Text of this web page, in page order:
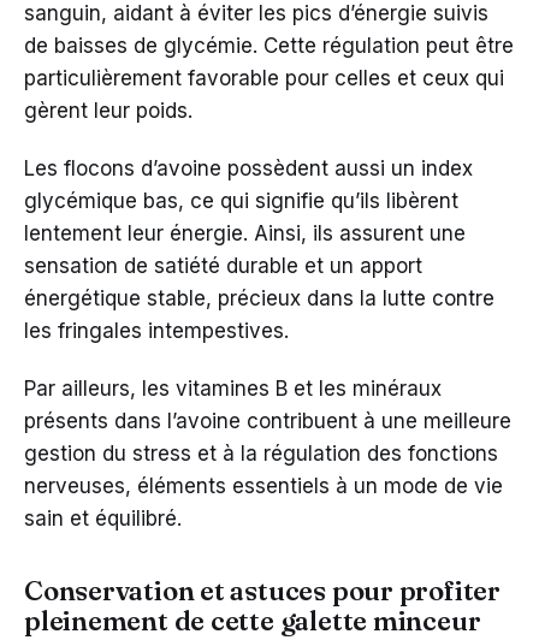
sanguin, aidant à éviter les pics d’énergie suivis
de baisses de glycémie. Cette régulation peut être
particulièrement favorable pour celles et ceux qui
gèrent leur poids.
Les flocons d’avoine possèdent aussi un index
glycémique bas, ce qui signifie qu’ils libèrent
lentement leur énergie. Ainsi, ils assurent une
sensation de satiété durable et un apport
énergétique stable, précieux dans la lutte contre
les fringales intempestives.
Par ailleurs, les vitamines B et les minéraux
présents dans l’avoine contribuent à une meilleure
gestion du stress et à la régulation des fonctions
nerveuses, éléments essentiels à un mode de vie
sain et équilibré.
Conservation et astuces pour profiter
pleinement de cette galette minceur